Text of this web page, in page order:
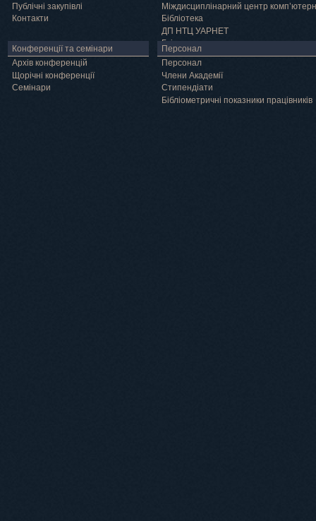
Публічні закупівлі
Контакти
Міждисциплінарний центр
Бібліотека
ДП НТЦ УАРНЕТ
Грід
Конференції та семінари
Архів конференцій
Щорічні конференції
Семінари
Персонал
Персонал
Члени Академії
Cтипендіати
Бібліометричні показники працівників